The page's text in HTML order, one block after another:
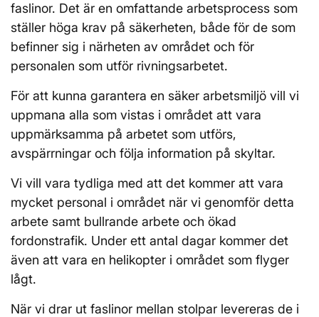
faslinor. Det är en omfattande arbetsprocess som
ställer höga krav på säkerheten, både för de som
befinner sig i närheten av området och för
personalen som utför rivningsarbetet.
För att kunna garantera en säker arbetsmiljö vill vi
uppmana alla som vistas i området att vara
uppmärksamma på arbetet som utförs,
avspärrningar och följa information på skyltar.
Vi vill vara tydliga med att det kommer att vara
mycket personal i området när vi genomför detta
arbete samt bullrande arbete och ökad
fordonstrafik. Under ett antal dagar kommer det
även att vara en helikopter i området som flyger
lågt.
När vi drar ut faslinor mellan stolpar levereras de i